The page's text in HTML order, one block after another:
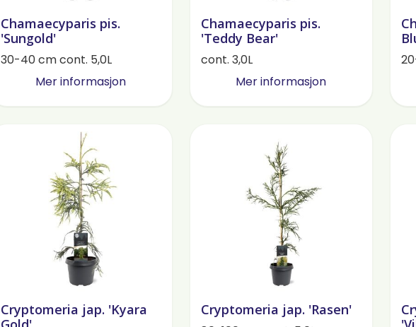
Chamaecyparis pis.
'Sungold'
30-40 cm cont. 5,0L
Mer informasjon
Chamaecyparis pis.
'Teddy Bear'
cont. 3,0L
Mer informasjon
Cryptomeria jap. 'Kyara
Cryptomeria jap. 'Rasen'